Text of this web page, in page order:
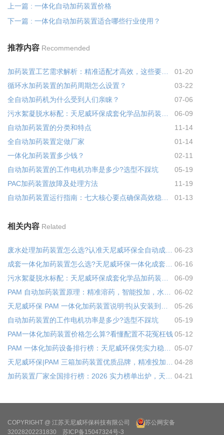
上一篇 : 一体化自动加药装置价格
下一篇 : 一体化自动加药装置适合哪些行业使用？
推荐内容 Recommended
01-20
循环水加药装置的加药周期怎么设置？
03-22
全自动加药机为什么受到人们亲睐？
07-06
06-09
自动加药装置的分类和特点
11-14
全自动加药装置定做厂家
01-14
一体化加药装置多少钱？
02-11
自动加药装置的工作电机功率是多少?选型不踩坑
05-19
PAC加药装置故障及处理方法
11-19
01-13
相关内容 Related
06-23
06-16
06-09
06-02
05-26
自动加药装置的工作电机功率是多少?选型不踩坑
05-19
PAM一体化加药装置价格怎么算?看懂配置不花冤枉钱 05-12
05-07
04-28
04-21
COPYRIGHT @ 江苏天尼威环保科技有限公司
苏公网安备
32028202231830
苏ICP备15047324号-3